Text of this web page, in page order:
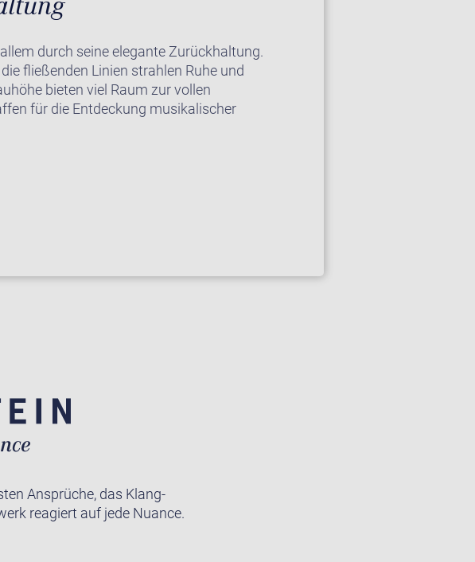
durch seine elegante Zurückhaltung.
fließenden Linien strahlen Ruhe und
bieten viel Raum zur vollen
für die Entdeckung musikalischer
Ansprüche, das Klang-
reagiert auf jede Nuance.